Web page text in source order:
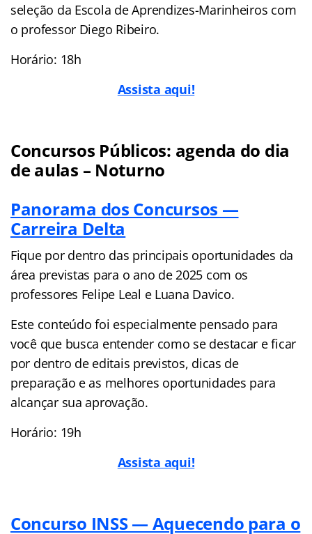
seleção da Escola de Aprendizes-Marinheiros com
o professor Diego Ribeiro.
Horário: 18h
Assista aqui!
Concursos Públicos: agenda do dia
de aulas – Noturno
Panorama dos Concursos —
Carreira Delta
Fique por dentro das principais oportunidades da
área previstas para o ano de 2025 com os
professores Felipe Leal e Luana Davico.
Este conteúdo foi especialmente pensado para
você que busca entender como se destacar e ficar
por dentro de editais previstos, dicas de
preparação e as melhores oportunidades para
alcançar sua aprovação.
Horário: 19h
Assista aqui!
Concurso INSS — Aquecendo para o